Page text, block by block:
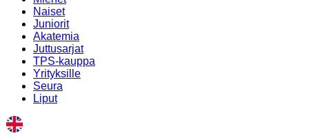
Naiset
Juniorit
Akatemia
Juttusarjat
TPS-kauppa
Yrityksille
Seura
Liput